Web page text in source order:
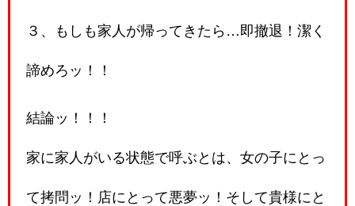
３、もしも家人が帰ってきたら…即撤退！潔く
諦めろッ！！
結論ッ！！！
家に家人がいる状態で呼ぶとは、女の子にとっ
て拷問ッ！店にとって悪夢ッ！そして貴様にと